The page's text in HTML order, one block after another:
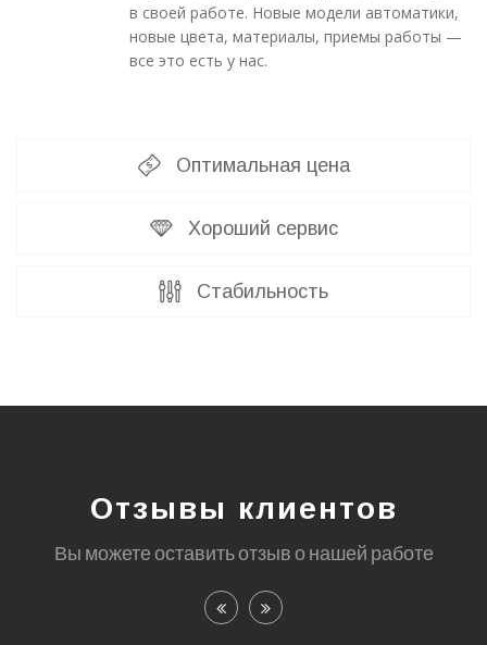
в своей работе. Новые модели автоматики,
новые цвета, материалы, приемы работы —
все это есть у нас.
Оптимальная цена
Хороший сервис
Стабильность
Отзывы клиентов
Вы можете оставить отзыв о нашей работе